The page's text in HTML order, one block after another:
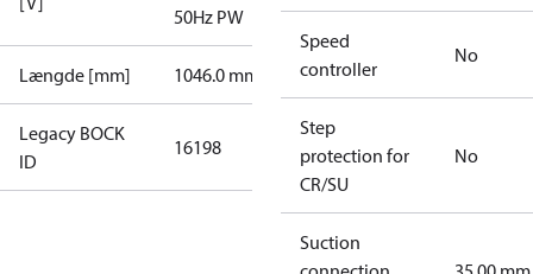
50Hz PW
Længde [mm] 1046.0 mm
Legacy BOCK
ID
16198
Speed
controller
No
Step
protection for
CR/SU
No
Suction